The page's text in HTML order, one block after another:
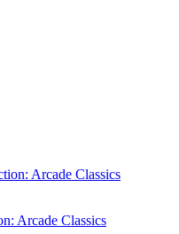
Arcade Classics